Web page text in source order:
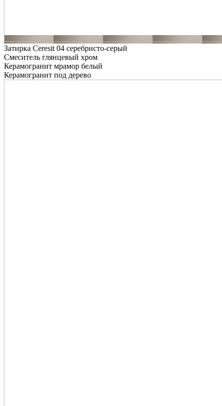
Затирка Ceresit 04 серебристо-серый
Смеситель глянцевый хром
Керамогранит мрамор белый
Керамогранит под дерево